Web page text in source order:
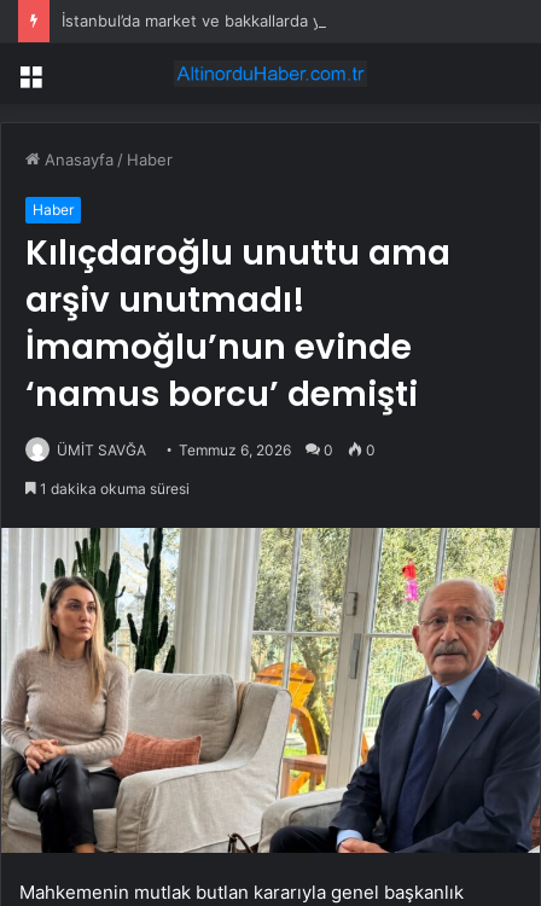
Menü
Anasayfa / Haber
Haber
Kılıçdaroğlu unuttu ama
arşiv unutmadı!
İmamoğlu’nun evinde
‘namus borcu’ demişti
ÜMİT SAVĞA Temmuz 6, 2026 0 0
1 dakika okuma süresi
Mahkemenin mutlak butlan kararıyla genel başkanlık